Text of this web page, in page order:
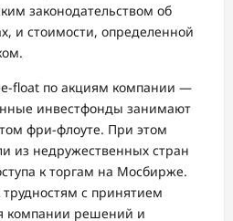
законодательством об
и стоимости, определенной
float по акциям компании —
инвестфонды занимают
фри-флоуте. При этом
из недружественных стран
к торгам на Мосбирже.
с принятием
компании решений и